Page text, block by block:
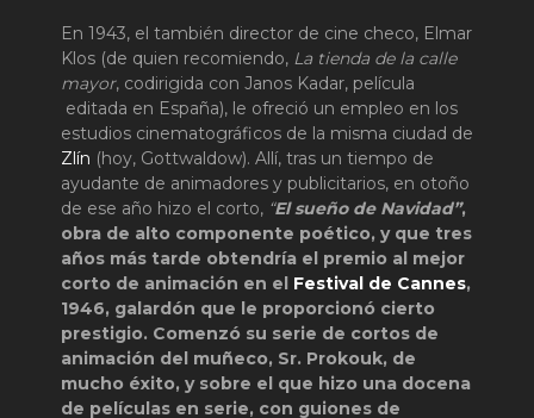
En 1943, el también director de cine checo, Elmar
Klos (de quien recomiendo, La tienda de la calle
mayor, codirigida con Janos Kadar, película
editada en España), le ofreció un empleo en los
estudios cinematográficos de la misma ciudad de
Zlín (hoy, Gottwaldow). Allí, tras un tiempo de
ayudante de animadores y publicitarios, en otoño
de ese año hizo el corto, “El sueño de Navidad”,
obra de alto componente poético, y que tres
años más tarde obtendría el premio al mejor
corto de animación en el Festival de Cannes,
1946, galardón que le proporcionó cierto
prestigio. Comenzó su serie de cortos de
animación del muñeco, Sr. Prokouk, de
mucho éxito, y sobre el que hizo una docena
de películas en serie, con guiones de